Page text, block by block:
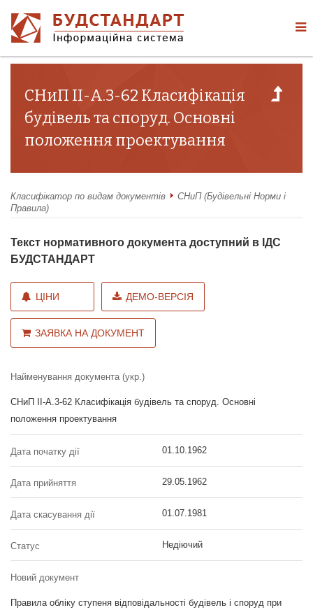
СНиП II-А.3-62 Класифікація
будівель та споруд. Основні
положення проектування
Класифікатор по видам документів
СНиП (Будівельні Норми і
Правила)
Текст нормативного документа доступний в ІДС
БУДСТАНДАРТ
ЦІНИ ДЕМО-ВЕРСІЯ
ЗАЯВКА НА ДОКУМЕНТ
Найменування документа (укр.)
СНиП II-А.3-62 Класифікація будівель та споруд. Основні
положення проектування
Дата початку дії 01.10.1962
Дата прийняття 29.05.1962
Дата скасування дії 01.07.1981
Статус Недіючий
Новий документ
Правила обліку ступеня відповідальності будівель і споруд при